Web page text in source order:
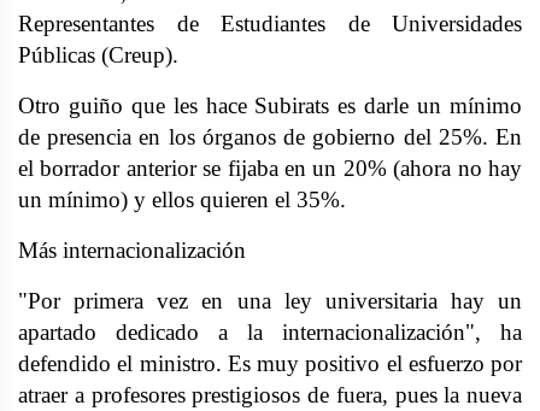
Representantes de Estudiantes de Universidades
Públicas (Creup).
Otro guiño que les hace Subirats es darle un mínimo
de presencia en los órganos de gobierno del 25%. En
el borrador anterior se fijaba en un 20% (ahora no hay
un mínimo) y ellos quieren el 35%.
Más internacionalización
"Por primera vez en una ley universitaria hay un
apartado dedicado a la internacionalización", ha
defendido el ministro. Es muy positivo el esfuerzo por
atraer a profesores prestigiosos de fuera, pues la nueva